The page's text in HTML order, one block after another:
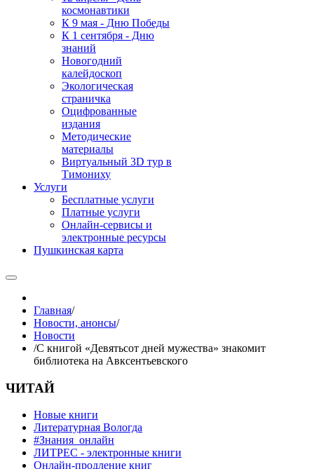
космонавтики
К 9 мая - Дню Победы
К 1 сентября - Дню
знаний
Новогодний
калейдоскоп
Экологическая
страничка
Оцифрованные
издания
Методические
материалы
Виртуальный 3D тур в
Тимониху
Услуги
Бесплатные услуги
Платные услуги
Онлайн-сервисы и
электронные ресурсы
Пушкинская карта
Главная/
Новости, анонсы/
Новости
/С книгой «Девятьсот дней мужества» знакомит
библиотека на Авксентьевского
ЧИТАЙ
Новые книги
Литературная Вологда
#Знания_онлайн
ЛИТРЕС - электронные книги
Онлайн-продление книг